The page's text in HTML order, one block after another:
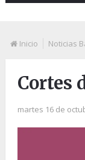
Inicio Noticias
Cortes
martes 16 de